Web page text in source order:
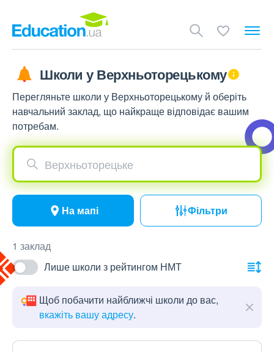
Школи у Верхньоторецькому
Перегляньте школи у Верхньоторецькому й оберіть
навчальний заклад, що найкраще відповідає вашим
потребам.
Верхньоторецьке
На мапі Фільтри
1 заклад
Лише школи з рейтингом НМТ
Щоб побачити найближчі школи до вас,
вкажіть вашу адресу.